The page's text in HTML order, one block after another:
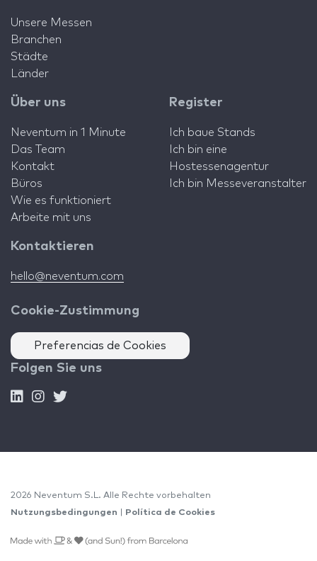
Unsere Messen
Branchen
Städte
Länder
Über uns
Neventum in 1 Minute
Das Team
Kontakt
Büros
Wie es funktioniert
Arbeite mit uns
Register
Ich baue Stands
Ich bin eine
Hostessenagentur
Ich bin Messeveranstalter
Kontaktieren
hello@neventum.com
Cookie-Zustimmung
Preferencias de Cookies
Folgen Sie uns
2026 Neventum S.L. Alle Rechte vorbehalten
Nutzungsbedingungen
Política de Cookies